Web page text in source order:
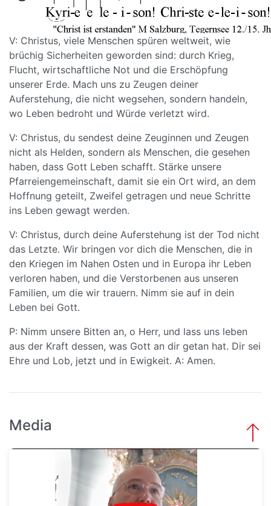
V: Christus, viele Menschen spüren weltweit, wie
brüchig Sicherheiten geworden sind: durch Krieg,
Flucht, wirtschaftliche Not und die Erschöpfung
unserer Erde. Mach uns zu Zeugen deiner
Auferstehung, die nicht wegsehen, sondern handeln,
wo Leben bedroht und Würde verletzt wird.
V: Christus, du sendest deine Zeuginnen und Zeugen
nicht als Helden, sondern als Menschen, die gesehen
haben, dass Gott Leben schafft. Stärke unsere
Pfarreiengemeinschaft, damit sie ein Ort wird, an dem
Hoffnung geteilt, Zweifel getragen und neue Schritte
ins Leben gewagt werden.
V: Christus, durch deine Auferstehung ist der Tod nicht
das Letzte. Wir bringen vor dich die Menschen, die in
den Kriegen im Nahen Osten und in Europa ihr Leben
verloren haben, und die Verstorbenen aus unseren
Familien, um die wir trauern. Nimm sie auf in dein
Leben bei Gott.
P: Nimm unsere Bitten an, o Herr, und lass uns leben
aus der Kraft dessen, was Gott an dir getan hat. Dir sei
Ehre und Lob, jetzt und in Ewigkeit. A: Amen.
Media